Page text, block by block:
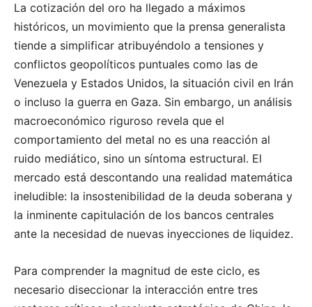
La cotización del oro ha llegado a máximos
históricos, un movimiento que la prensa generalista
tiende a simplificar atribuyéndolo a tensiones y
conflictos geopolíticos puntuales como las de
Venezuela y Estados Unidos, la situación civil en Irán
o incluso la guerra en Gaza. Sin embargo, un análisis
macroeconómico riguroso revela que el
comportamiento del metal no es una reacción al
ruido mediático, sino un síntoma estructural. El
mercado está descontando una realidad matemática
ineludible: la insostenibilidad de la deuda soberana y
la inminente capitulación de los bancos centrales
ante la necesidad de nuevas inyecciones de liquidez.
Para comprender la magnitud de este ciclo, es
necesario diseccionar la interacción entre tres